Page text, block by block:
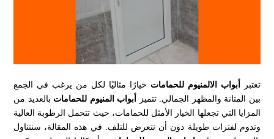
تعتبر أبواب الالمنيوم للحمامات خيارًا مثاليًا لكل من يرغب في الجمع
بين المتانة والمظهر الجمالي. تتميز أبواب المنيوم للحمامات بالعديد من
المزايا التي تجعلها الخيار الأمثل للحمامات، حيث تتحمل الرطوبة العالية
وتدوم لفترات طويلة دون أن تتعرض للتلف. في هذه المقالة، سنتناول